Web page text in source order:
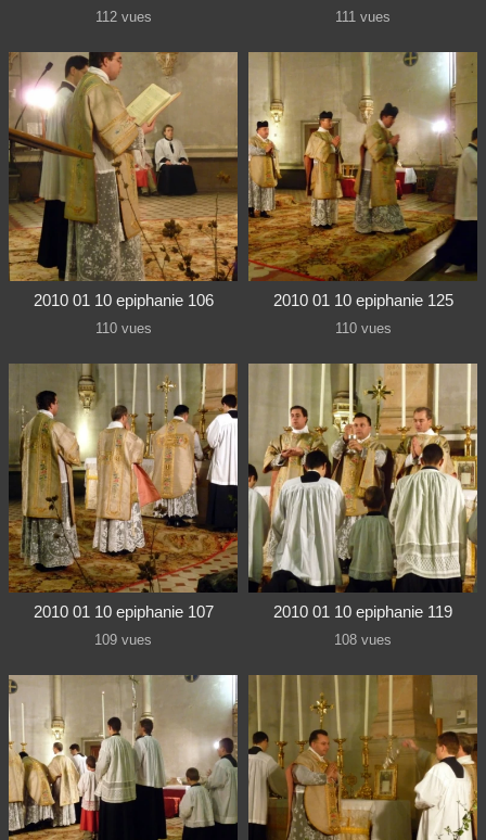
112 vues 111 vues
2010 01 10 epiphanie 106
110 vues
2010 01 10 epiphanie 125
110 vues
2010 01 10 epiphanie 107
109 vues
2010 01 10 epiphanie 119
108 vues